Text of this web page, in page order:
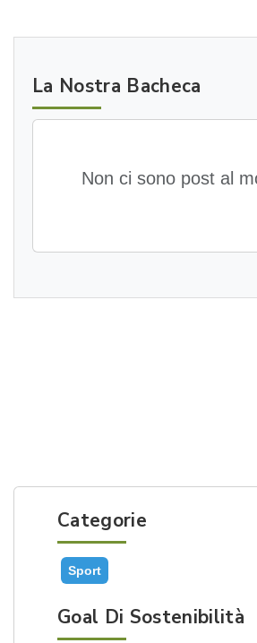
La Nostra Bacheca
Non ci sono post al
Categorie
Sport
Goal Di Sostenibilità